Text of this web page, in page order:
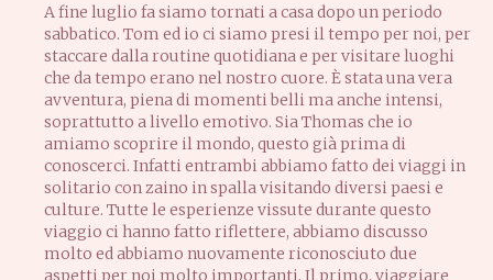
A fine luglio fa siamo tornati a casa dopo un periodo
sabbatico. Tom ed io ci siamo presi il tempo per noi, per
staccare dalla routine quotidiana e per visitare luoghi
che da tempo erano nel nostro cuore. È stata una vera
avventura, piena di momenti belli ma anche intensi,
soprattutto a livello emotivo. Sia Thomas che io
amiamo scoprire il mondo, questo già prima di
conoscerci. Infatti entrambi abbiamo fatto dei viaggi in
solitario con zaino in spalla visitando diversi paesi e
culture. Tutte le esperienze vissute durante questo
viaggio ci hanno fatto riflettere, abbiamo discusso
molto ed abbiamo nuovamente riconosciuto due
aspetti per noi molto importanti. Il primo, viaggiare